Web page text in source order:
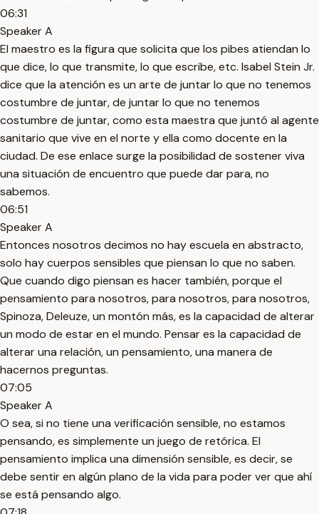
06:31
Speaker A
El maestro es la figura que solicita que los pibes atiendan lo
que dice, lo que transmite, lo que escribe, etc. Isabel Stein Jr.
dice que la atención es un arte de juntar lo que no tenemos
costumbre de juntar, de juntar lo que no tenemos
costumbre de juntar, como esta maestra que juntó al agente
sanitario que vive en el norte y ella como docente en la
ciudad. De ese enlace surge la posibilidad de sostener viva
una situación de encuentro que puede dar para, no
sabemos.
06:51
Speaker A
Entonces nosotros decimos no hay escuela en abstracto,
solo hay cuerpos sensibles que piensan lo que no saben.
Que cuando digo piensan es hacer también, porque el
pensamiento para nosotros, para nosotros, para nosotros,
Spinoza, Deleuze, un montón más, es la capacidad de alterar
un modo de estar en el mundo. Pensar es la capacidad de
alterar una relación, un pensamiento, una manera de
hacernos preguntas.
07:05
Speaker A
O sea, si no tiene una verificación sensible, no estamos
pensando, es simplemente un juego de retórica. El
pensamiento implica una dimensión sensible, es decir, se
debe sentir en algún plano de la vida para poder ver que ahí
se está pensando algo.